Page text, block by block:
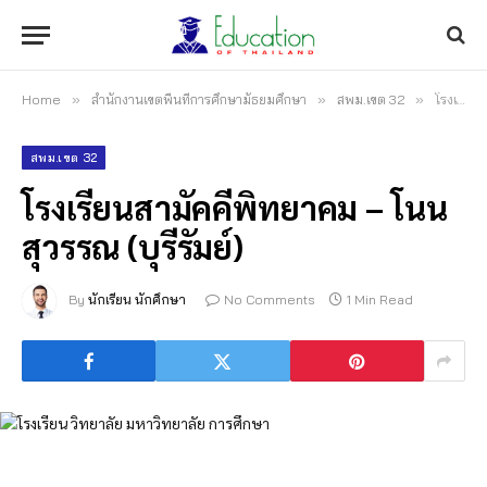
Home » สำนักงานเขตพื้นที่การศึกษามัธยมศึกษา » สพม.เขต 32 » โรงเรียนสามัคคีพิทยาคม – โนนสุวรรณ (บุรีรัมย์)
สพม.เขต 32
โรงเรียนสามัคคีพิทยาคม – โนน
สุวรรณ (บุรีรัมย์)
By นักเรียน นักศึกษา No Comments 1 Min Read